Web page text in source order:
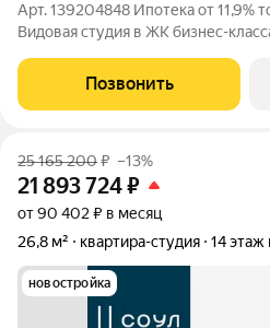
Арт. 139204848 Ипотека от 11,9% только для наших клиентов!
Видовая студия в ЖК бизнес-
стяжка пола, выровненные стены,
Позвонить
25 165 200₽ –13%
21 893 724₽
от 90 402 ₽ в месяц
26,8 м²
квартира-студия 14 этаж
новостройка